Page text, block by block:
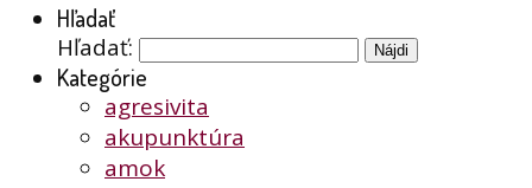
Hľadať
Hľadať:
Kategórie
agresivita
akupunktúra
amok